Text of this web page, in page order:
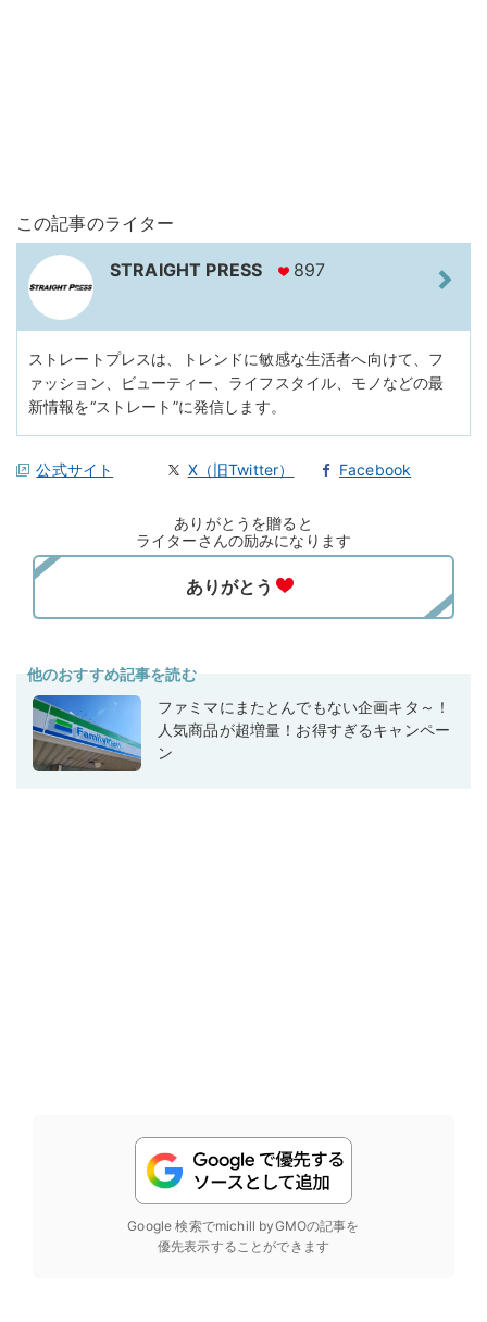
この記事のライター
STRAIGHT PRESS 897
ストレートプレスは、トレンドに敏感な生活者へ向けて、フ
ァッション、ビューティー、ライフスタイル、モノなどの最
新情報を“ストレート”に発信します。
公式サイト X（旧Twitter） Facebook
ありがとうを贈ると
ライターさんの励みになります
他のおすすめ記事を読む
ファミマにまたとんでもない企画キタ～！
人気商品が超増量！お得すぎるキャンペー
ン
Google 検索でmichill byGMOの記事を
優先表示することができます